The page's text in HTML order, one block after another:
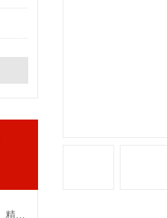
调节型电动执行机构：比例调节、精度控制要点